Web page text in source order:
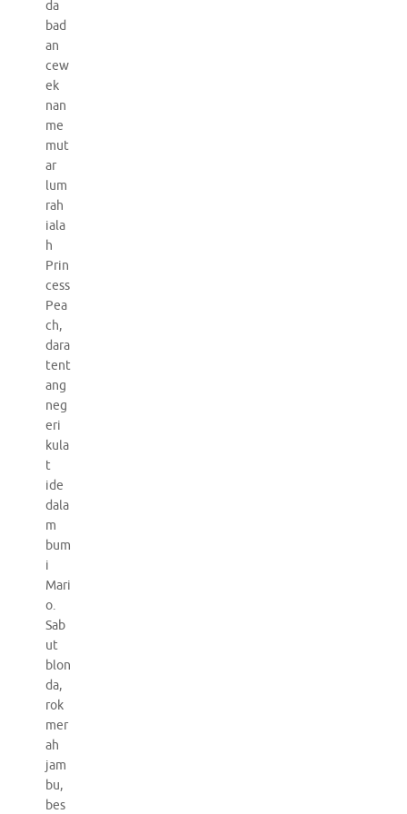
da
bad
an
cew
ek
nan
me
mut
ar
lum
rah
iala
h
Prin
cess
Pea
ch,
dara
tent
ang
neg
eri
kula
t
ide
dala
m
bum
i
Mari
o.
Sab
ut
blon
da,
rok
mer
ah
jam
bu,
bes